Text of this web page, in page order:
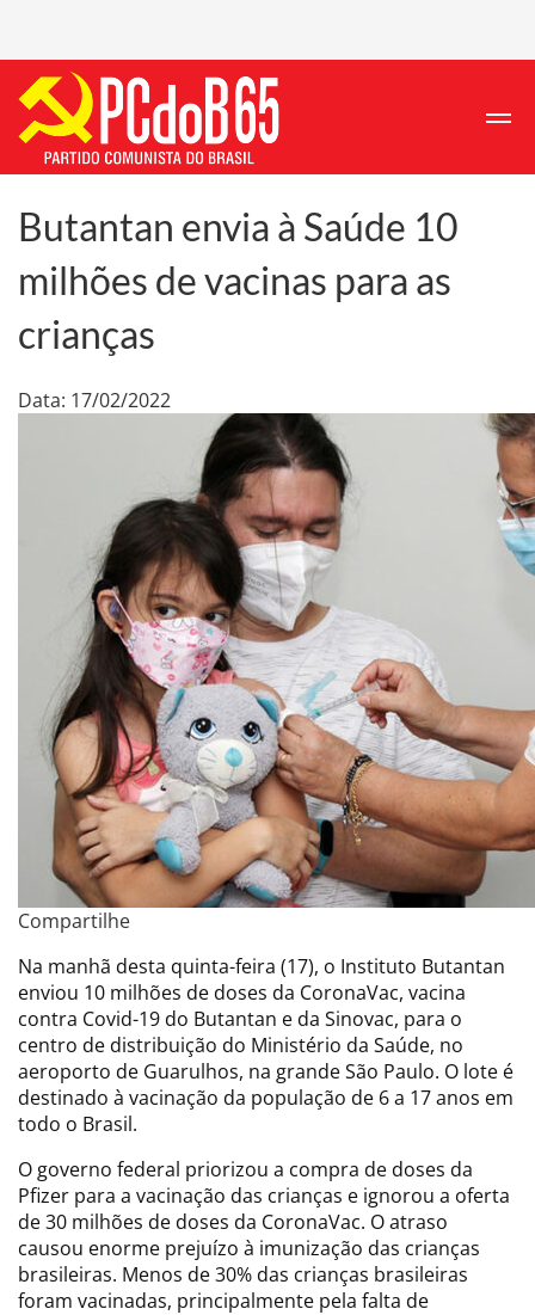
Butantan envia à Saúde 10
milhões de vacinas para as
crianças
Data: 17/02/2022
Compartilhe
Na manhã desta quinta-feira (17), o Instituto Butantan
enviou 10 milhões de doses da CoronaVac, vacina
contra Covid-19 do Butantan e da Sinovac, para o
centro de distribuição do Ministério da Saúde, no
aeroporto de Guarulhos, na grande São Paulo. O lote é
destinado à vacinação da população de 6 a 17 anos em
todo o Brasil.
O governo federal priorizou a compra de doses da
Pfizer para a vacinação das crianças e ignorou a oferta
de 30 milhões de doses da CoronaVac. O atraso
causou enorme prejuízo à imunização das crianças
brasileiras. Menos de 30% das crianças brasileiras
foram vacinadas, principalmente pela falta de